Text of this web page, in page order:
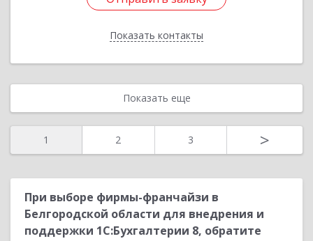
Показать контакты
Назад
Показать еще
1 2 3 >
При выборе фирмы-франчайзи в
Белгородской области для внедрения и
поддержки 1С:Бухгалтерии 8, обратите